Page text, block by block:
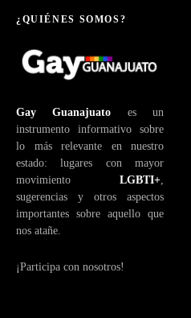
¿QUIÉNES SOMOS?
Gay Guanajuato es un
instrumento informativo sobre
lo más relevante en nuestro
estado: lugares con mayor
movimiento LGBTI+
sugerencias y otros aspectos
importantes sobre aquello que
nos atañe.
¡Participa con nosotros!